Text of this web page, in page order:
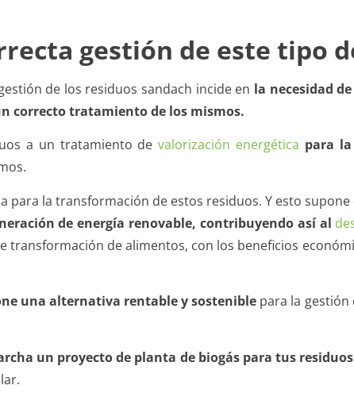
gestión de este tipo
de los residuos sandach incide en la necesidad
correcto tratamiento de los mismos.
a un tratamiento devalorización energética para
para la transformación de estos residuos. Y esto supone
de energía renovable, contribuyendo así al
transformación de alimentos, con los beneficios
una alternativa rentable y sostenible para la gestión
un proyecto de planta de biogás para tus